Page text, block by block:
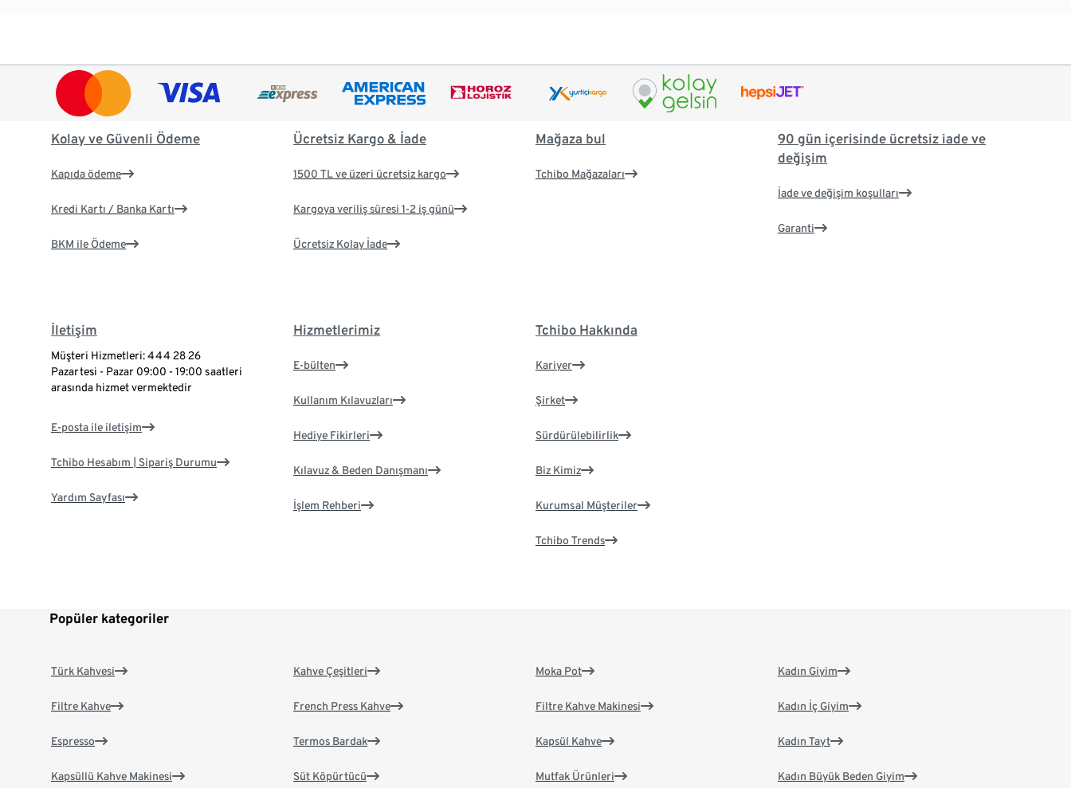
Kolay ve Güvenli Ödeme
Kapıda ödeme
Kredi Kartı / Banka Kartı
BKM ile Ödeme
Ücretsiz Kargo & İade
1500 TL ve üzeri ücretsiz kargo
Kargoya veriliş süresi 1-2 iş günü
Ücretsiz Kolay İade
Mağaza bul
Tchibo Mağazaları
90 gün içerisinde ücretsiz iade ve
değişim
İade ve değişim koşulları
Garanti
İletişim
Müşteri Hizmetleri: 444 28 26
Pazartesi - Pazar 09:00 - 19:00 saatleri
arasında hizmet vermektedir
E-posta ile iletişim
Tchibo Hesabım | Sipariş Durumu
Yardım Sayfası
Hizmetlerimiz
E-bülten
Kullanım Kılavuzları
Hediye Fikirleri
Kılavuz & Beden Danışmanı
İşlem Rehberi
Tchibo Hakkında
Kariyer
Şirket
Sürdürülebilirlik
Biz Kimiz
Kurumsal Müşteriler
Tchibo Trends
Popüler kategoriler
Türk Kahvesi
Filtre Kahve
Espresso
Kapsüllü Kahve Makinesi
Kahve Çeşitleri
French Press Kahve
Termos Bardak
Süt Köpürtücü
Moka Pot
Filtre Kahve Makinesi
Kapsül Kahve
Mutfak Ürünleri
Kadın Giyim
Kadın İç Giyim
Kadın Tayt
Kadın Büyük Beden Giyim